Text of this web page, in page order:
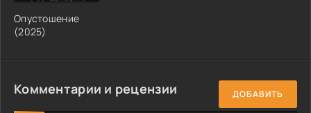
Опустошение
(2025)
Комментарии и рецензии ДОБАВИТЬ